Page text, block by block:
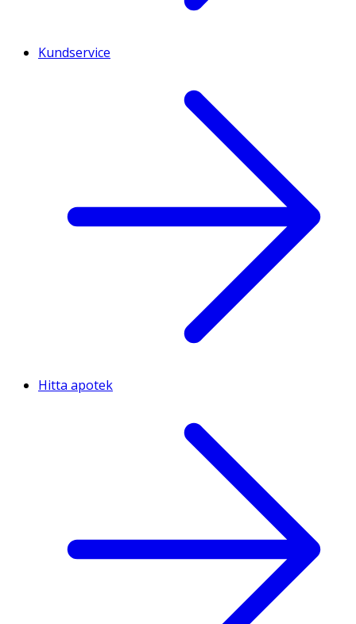
Kundservice
Hitta apotek